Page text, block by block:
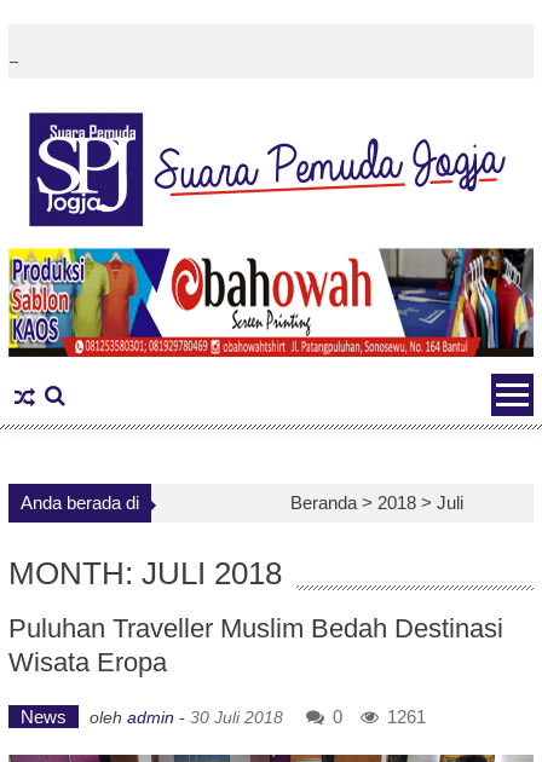
content
Anda berada di Beranda > 2018 >Juli
MONTH: JULI 2018
Puluhan Traveller Muslim Bedah Destinasi
Wisata Eropa
News oleh admin - 30 Juli 2018 0 1261